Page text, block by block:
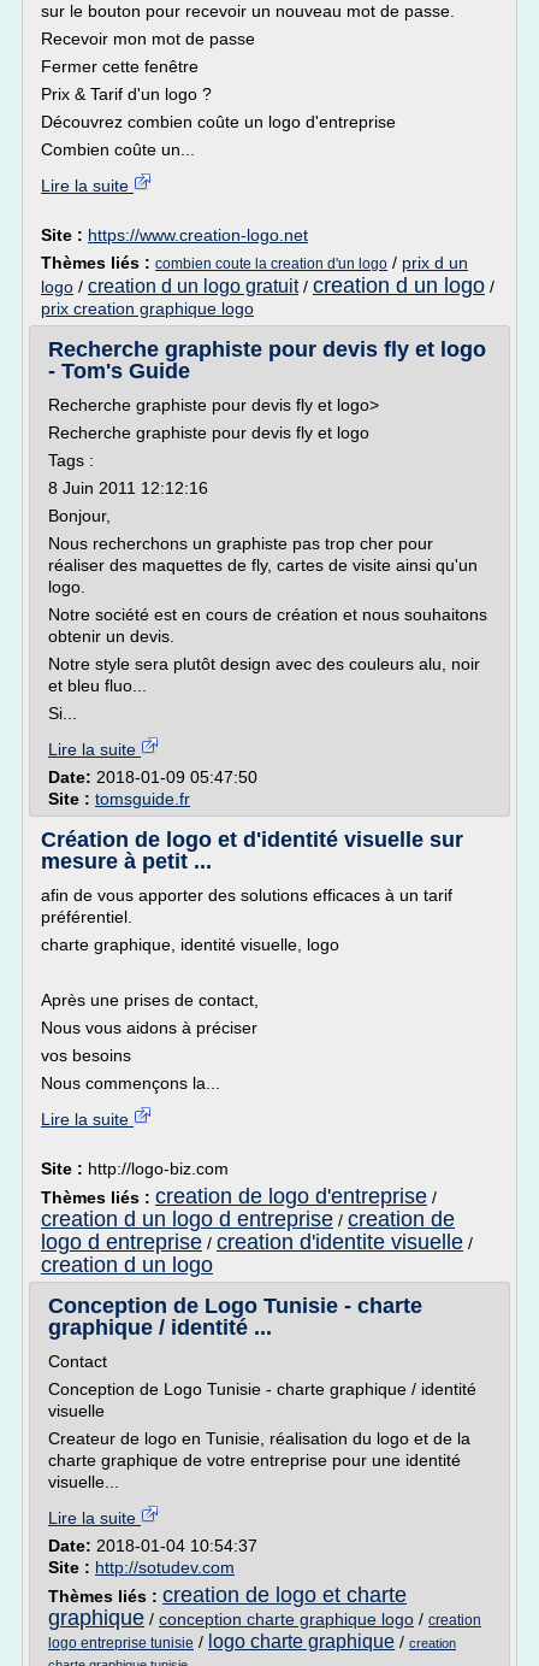
sur le bouton pour recevoir un nouveau mot de passe.
Recevoir mon mot de passe
Fermer cette fenêtre
Prix & Tarif d'un logo ?
Découvrez combien coûte un logo d'entreprise
Combien coûte un...
Lire la suite
Site : https://www.creation-logo.net
Thèmes liés : combien coute la creation d'un logo / prix d un
logo / creation d un logo gratuit/ creation d un logo /
prix creation graphique logo
Recherche graphiste pour devis fly et logo
- Tom's Guide
Recherche graphiste pour devis fly et logo>
Recherche graphiste pour devis fly et logo
Tags :
8 Juin 2011 12:12:16
Bonjour,
Nous recherchons un graphiste pas trop cher pour
réaliser des maquettes de fly, cartes de visite ainsi qu'un
logo.
Notre société est en cours de création et nous souhaitons
obtenir un devis.
Notre style sera plutôt design avec des couleurs alu, noir
et bleu fluo...
Si...
Lire la suite
Date: 2018-01-09 05:47:50
Site : tomsguide.fr
Création de logo et d'identité visuelle sur
mesure à petit ...
afin de vous apporter des solutions efficaces à un tarif
préférentiel.
charte graphique, identité visuelle, logo
Après une prises de contact,
Nous vous aidons à préciser
vos besoins
Nous commençons la...
Lire la suite
Site : http://logo-biz.com
Thèmes liés : creation de logo d'entreprise /
creation d un logo d entreprise / creation de
logo d entreprise / creation d'identite visuelle /
creation d un logo
Conception de Logo Tunisie - charte
graphique / identité ...
Contact
Conception de Logo Tunisie - charte graphique / identité
visuelle
Createur de logo en Tunisie, réalisation du logo et de la
charte graphique de votre entreprise pour une identité
visuelle...
Lire la suite
Date: 2018-01-04 10:54:37
Site : http://sotudev.com
Thèmes liés : creation de logo et charte
graphique / conception charte graphique logo / creation
logo entreprise tunisie / logo charte graphique / creation